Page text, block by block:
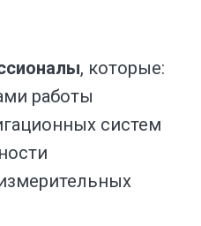
, которые:
работы
систем